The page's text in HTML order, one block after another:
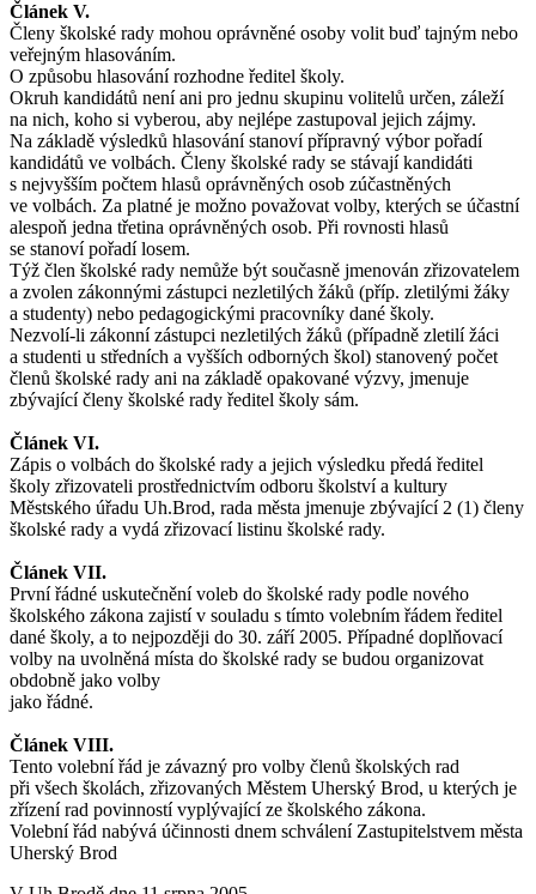
Článek V.
Členy školské rady mohou oprávněné osoby volit buď tajným nebo
veřejným hlasováním.
O způsobu hlasování rozhodne ředitel školy.
Okruh kandidátů není ani pro jednu skupinu volitelů určen, záleží
na nich, koho si vyberou, aby nejlépe zastupoval jejich zájmy.
Na základě výsledků hlasování stanoví přípravný výbor pořadí
kandidátů ve volbách. Členy školské rady se stávají kandidáti
s nejvyšším počtem hlasů oprávněných osob zúčastněných
ve volbách. Za platné je možno považovat volby, kterých se účastní
alespoň jedna třetina oprávněných osob. Při rovnosti hlasů
se stanoví pořadí losem.
Týž člen školské rady nemůže být současně jmenován zřizovatelem
a zvolen zákonnými zástupci nezletilých žáků (příp. zletilými žáky
a studenty) nebo pedagogickými pracovníky dané školy.
Nezvolí-li zákonní zástupci nezletilých žáků (případně zletilí žáci
a studenti u středních a vyšších odborných škol) stanovený počet
členů školské rady ani na základě opakované výzvy, jmenuje
zbývající členy školské rady ředitel školy sám.
Článek VI.
Zápis o volbách do školské rady a jejich výsledku předá ředitel
školy zřizovateli prostřednictvím odboru školství a kultury
Městského úřadu Uh.Brod, rada města jmenuje zbývající 2 (1) členy
školské rady a vydá zřizovací listinu školské rady.
Článek VII.
První řádné uskutečnění voleb do školské rady podle nového
školského zákona zajistí v souladu s tímto volebním řádem ředitel
dané školy, a to nejpozději do 30. září 2005. Případné doplňovací
volby na uvolněná místa do školské rady se budou organizovat
obdobně jako volby
jako řádné.
Článek VIII.
Tento volební řád je závazný pro volby členů školských rad
při všech školách, zřizovaných Městem Uherský Brod, u kterých je
zřízení rad povinností vyplývající ze školského zákona.
Volební řád nabývá účinnosti dnem schválení Zastupitelstvem města
Uherský Brod